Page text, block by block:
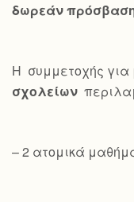
δωρεάν
Η συμμετοχής για
σχολείων
– 2 ατομικά